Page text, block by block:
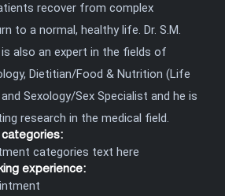
recover from complex
to a normal, healthy life. Dr. S.M.
is also an expert in the fields of
Dietitian/Food & Nutrition (Life
Sexology/Sex Specialist and he is
research in the medical field.
categories text here
experience: